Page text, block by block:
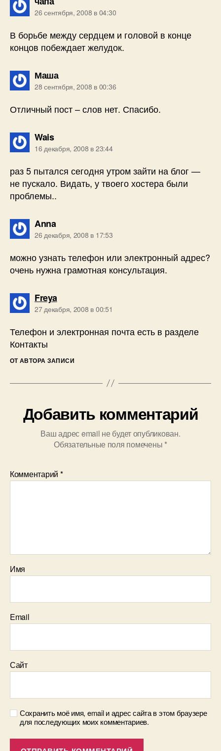
26 сентября, 2008 в 04:30
В борьбе между сердцем и головой в конце
концов побеждает желудок.
Машапишет:
28 сентября, 2008 в 00:36
Отличный пост – слов нет. Спасибо.
Waisпишет:
16 декабря, 2008 в 23:44
раз 5 пытался сегодня утром зайти на блог —
не пускало. Видать, у твоего хостера были
проблемы..
Annaпишет:
26 декабря, 2008 в 17:53
можно узнать телефон или электронный адрес?
очень нужна грамотная консультация.
Freyaпишет:
27 декабря, 2008 в 00:51
Телефон и электронная почта есть в разделе
Контакты
ОТ АВТОРА ЗАПИСИ
Добавить комментарий
Ваш адрес email не будет опубликован.
Обязательные поля помечены *
Комментарий *
Имя
Email
Сайт
Сохранить моё имя, email и адрес сайта в этом браузере
для последующих моих комментариев.